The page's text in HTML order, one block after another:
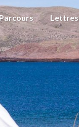
Lettres